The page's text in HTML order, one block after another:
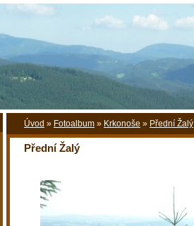
Úvod » Fotoalbum » Krkonoše » Přední Žalý
Přední Žalý